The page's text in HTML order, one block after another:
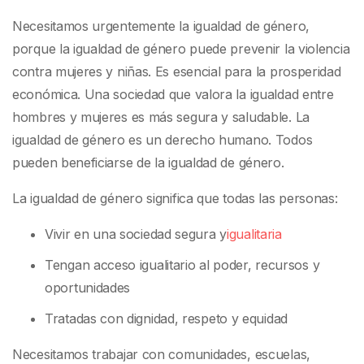
Necesitamos urgentemente la igualdad de género,
porque la igualdad de género puede prevenir la violencia
contra mujeres y niñas. Es esencial para la prosperidad
económica. Una sociedad que valora la igualdad entre
hombres y mujeres es más segura y saludable. La
igualdad de género es un derecho humano. Todos
pueden beneficiarse de la igualdad de género.
La igualdad de género significa que todas las personas:
Vivir en una sociedad segura yigualitaria
Tengan acceso igualitario al poder, recursos y
oportunidades
Tratadas con dignidad, respeto y equidad
Necesitamos trabajar con comunidades, escuelas,